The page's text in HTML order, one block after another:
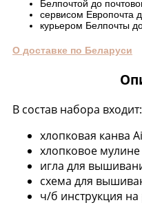
Белпочтой до
сервисом Европочта
курьером Белпочты
О доставке по Беларуси
В состав набора входит:
хлопковая канва
хлопковое мулине
игла для
схема для
ч/б инструкция